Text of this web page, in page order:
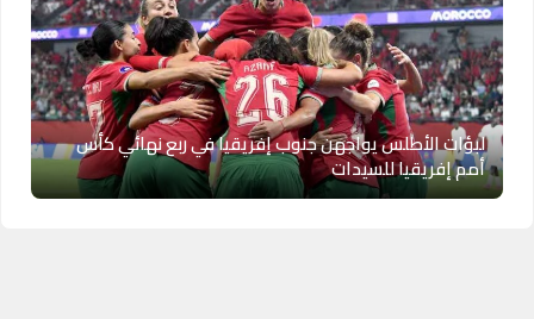
لبؤات الأطلس يواجهن جنوب إفريقيا في ربع نهائي كأس
أمم إفريقيا للسيدات